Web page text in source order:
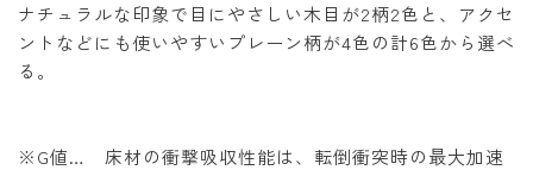
ナチュラルな印象で目にやさしい木目が2柄2色と、アクセ
ントなどにも使いやすいプレーン柄が4色の計6色から選べ
る。
※G値… 床材の衝撃吸収性能は、転倒衝突時の最大加速